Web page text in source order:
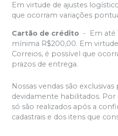
Em virtude de ajustes
que ocorram variações
Cartão de crédito -
Em até
mínima R$200,00. Em
Correios, é possível que
prazos de entrega.
Nossas vendas são
devidamente habilitados.
só são realizados após a
cadastrais e dos itens que